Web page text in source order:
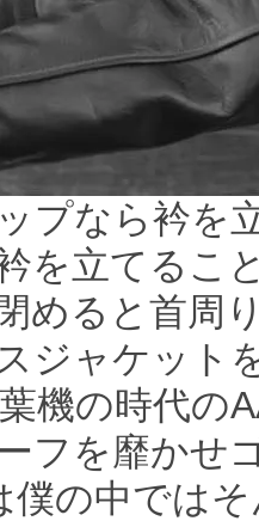
プなら衿を
を立てるこ
めると首周
ジャケット
機の時代の
フを靡かせ
僕の中では